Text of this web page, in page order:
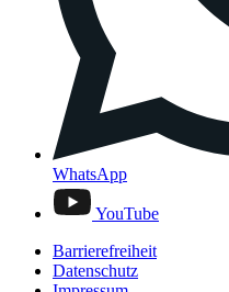
WhatsApp
YouTube
Barrierefreiheit
Datenschutz